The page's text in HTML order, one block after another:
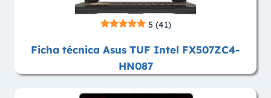
5 (41)
Ficha técnica Asus TUF Intel FX507ZC4-
HN087